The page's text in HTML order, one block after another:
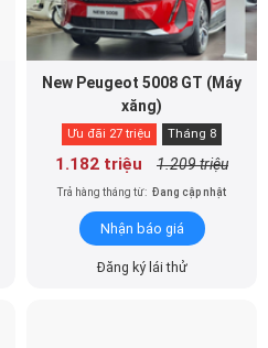
New Peugeot 5008 GT (Máy
xăng)
Ưu đãi 27 triệu Tháng 8
1.182 triệu 1.209 triệu
Trả hàng tháng từ: Đang cập nhật
Nhận báo giá
Đăng ký lái thử